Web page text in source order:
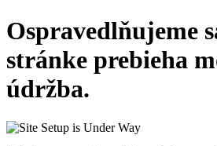
Ospravedlňujeme
stránke prebieha
údržba.